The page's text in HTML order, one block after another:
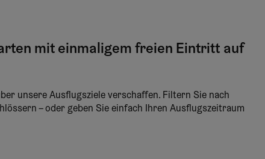
mit einmaligem freien Eintritt auf
unsere Ausflugsziele verschaffen. Filtern Sie nach
– oder geben Sie einfach Ihren Ausflugszeitraum